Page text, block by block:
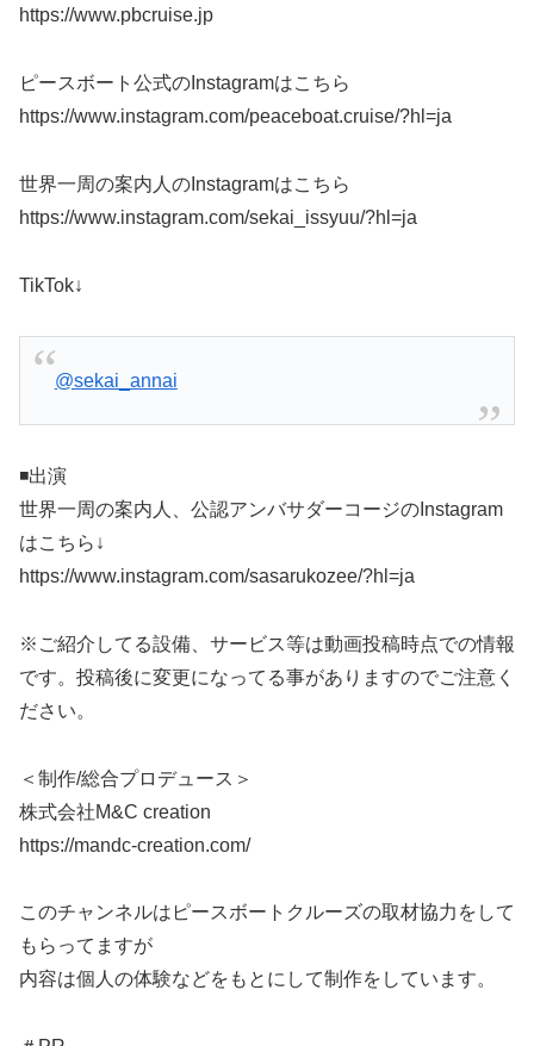
https://www.pbcruise.jp
ピースボート公式のInstagramはこちら
https://www.instagram.com/peaceboat.cruise/?hl=ja
世界一周の案内人のInstagramはこちら
https://www.instagram.com/sekai_issyuu/?hl=ja
TikTok↓
@sekai_annai
◾️出演
世界一周の案内人、公認アンバサダーコージのInstagram
はこちら↓
https://www.instagram.com/sasarukozee/?hl=ja
※ご紹介してる設備、サービス等は動画投稿時点での情報
です。投稿後に変更になってる事がありますのでご注意く
ださい。
＜制作/総合プロデュース＞
株式会社M&C creation
https://mandc-creation.com/
このチャンネルはピースボートクルーズの取材協力をして
もらってますが
内容は個人の体験などをもとにして制作をしています。